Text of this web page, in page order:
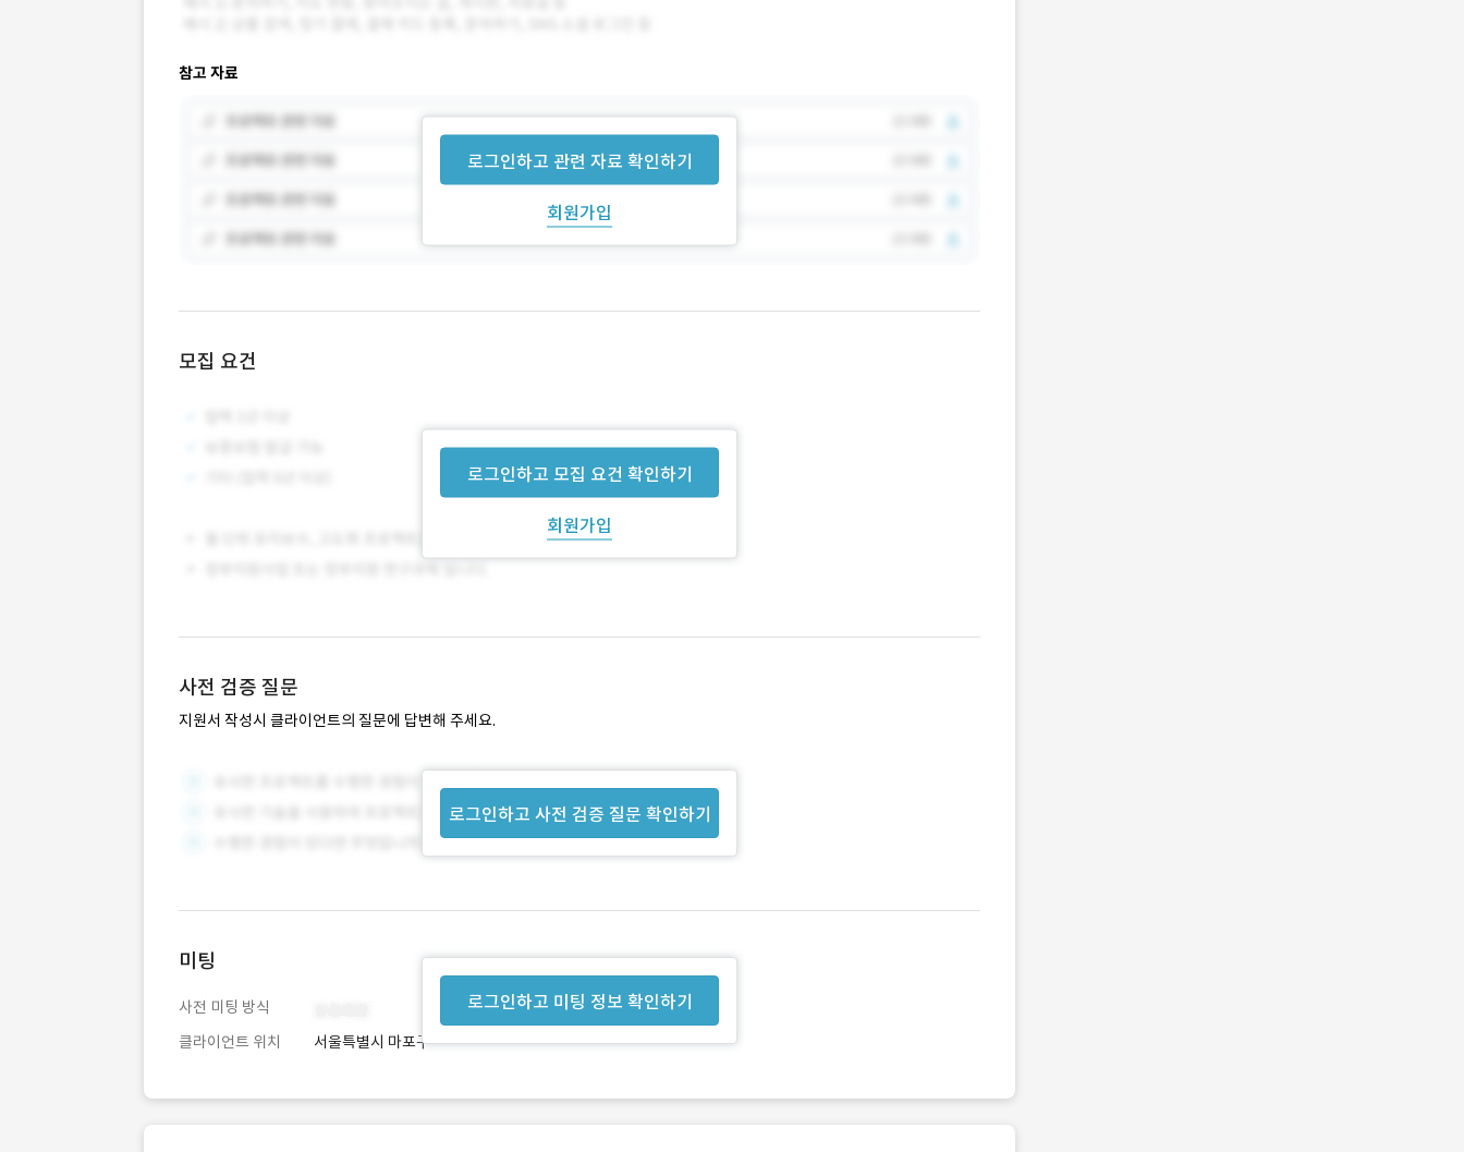
참고 자료
로그인하고 관련 자료 확인하기
회원가입
모집 요건
로그인하고 모집 요건 확인하기
회원가입
사전 검증 질문
지원서 작성시 클라이언트의 질문에 답변해 주세요.
로그인하고 사전 검증 질문 확인하기
로그인하고 미팅 정보 확인하기
미팅
사전 미팅 방식
클라이언트 위치
서울특별시 마포구